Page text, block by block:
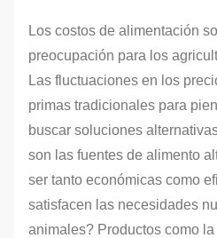
Los costos de alimentación
preocupación para los
Las fluctuaciones en los
primas tradicionales para
buscar soluciones
son las fuentes de alimento
ser tanto económicas como
satisfacen las necesidades
animales? Productos como